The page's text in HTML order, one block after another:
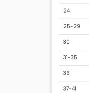
24
25-29
30
31-35
36
37-41